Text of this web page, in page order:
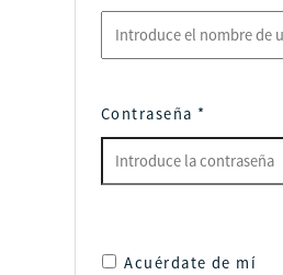
Contraseña *
Acuérdate de mí